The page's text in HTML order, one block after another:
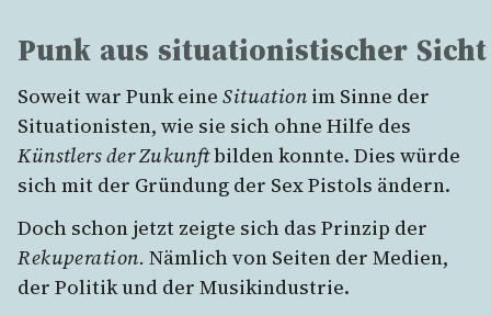
Punk aus situationistischer Sicht
Soweit war Punk eineSituation im Sinne der
Situationisten, wie sie sich ohne Hilfe des
Künstlers der Zukunftbilden konnte. Dies würde
sich mit der Gründung der Sex Pistols ändern.
Doch schon jetzt zeigte sich das Prinzip der
Rekuperation. Nämlich von Seiten der Medien,
der Politik und der Musikindustrie.